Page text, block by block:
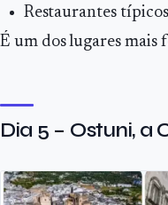
Restaurantes típicos
É um dos lugares mais
Dia 5 – Ostuni, a